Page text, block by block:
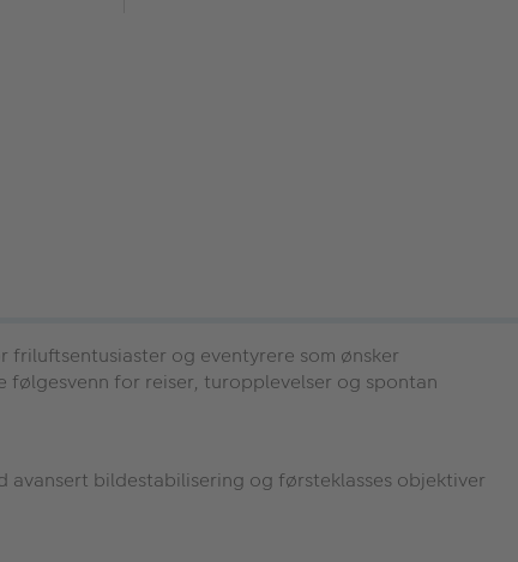
og eventyrere som ønsker
for reiser, turopplevelser og spontan
bildestabilisering og førsteklasses objektiver